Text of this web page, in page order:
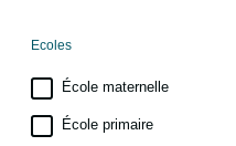
Ecoles
École maternelle
École primaire